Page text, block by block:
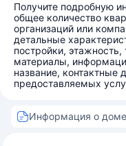
Получите подробную
общее количество
организаций или
детальные
постройки,
материалы,
название, контактные
предоставляемых
Информация о доме